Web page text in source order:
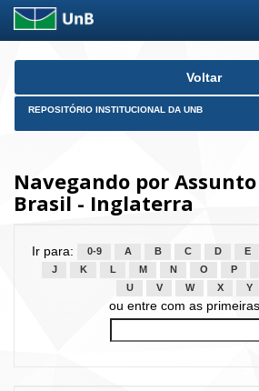
Skip
Voltar
REPOSITÓRIO INSTITUCIONAL DA UNB
Navegando por
Brasil - Inglaterra
Ir para: 0-9 A B C D E
J
K L M N O P
U
V W X Y
ou entre com as